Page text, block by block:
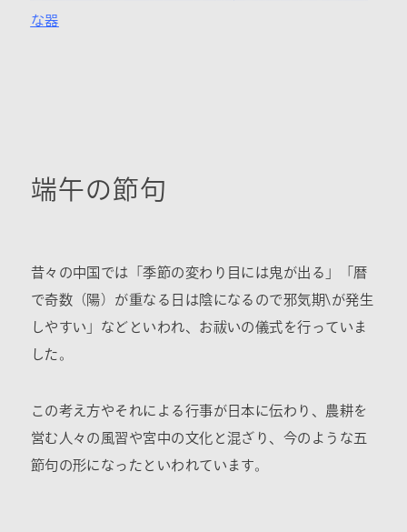
な器
端午の節句
昔々の中国では「季節の変わり目には鬼が出る」「暦
で奇数（陽）が重なる日は陰になるので邪気期\が発生
しやすい」などといわれ、お祓いの儀式を行っていま
した。
この考え方やそれによる行事が日本に伝わり、農耕を
営む人々の風習や宮中の文化と混ざり、今のような五
節句の形になったといわれています。